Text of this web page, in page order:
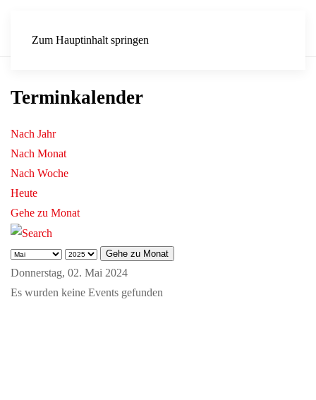
Zum Hauptinhalt springen
Terminkalender
Nach Jahr
Nach Monat
Nach Woche
Heute
Gehe zu Monat
Gehe zu Monat
Donnerstag, 02. Mai 2024
Es wurden keine Events gefunden